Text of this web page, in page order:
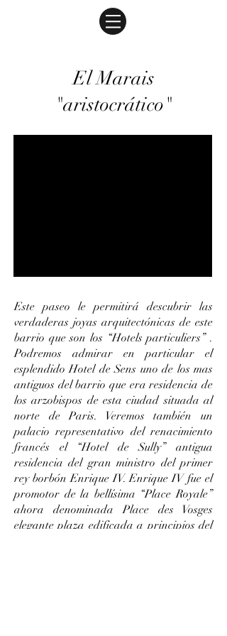
El Marais
"aristocrático"
Este paseo le permitirá descubrir las
verdaderas joyas arquitectónicas de este
barrio que son los “Hotels particuliers” .
Podremos admirar en particular el
esplendido Hotel de Sens uno de los mas
antiguos del barrio que era residencia de
los arzobispos de esta ciudad situada al
norte de Paris. Veremos también un
palacio representativo del renacimiento
francés el “Hotel de Sully” antigua
residencia del gran ministro del primer
rey borbón Enrique IV. Enrique IV fue el
promotor de la bellísima “Place Royale”
ahora denominada Place des Vosges
elegante plaza edificada a principios del